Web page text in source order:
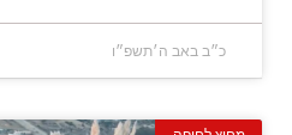
כ״ב באב ה׳תשפ״ו